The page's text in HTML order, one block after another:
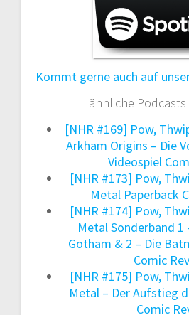
Kommt gerne auch auf
ähnliche Podcasts
[NHR #169] Pow,
Arkham Origins – Die
Videospiel
[NHR #173] Pow,
Metal Paperback
[NHR #174] Pow,
Metal Sonderband 1
Gotham & 2 – Die
Comic
[NHR #175] Pow,
Metal – Der Aufstieg
Comic